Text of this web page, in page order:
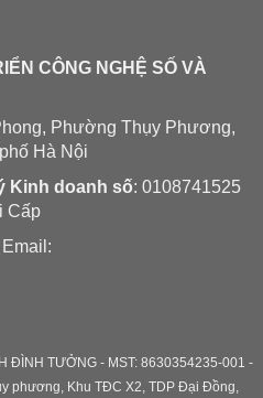
CÔNG NGHỆ SỐ VÀ
Phường Thụy Phương,
Hà Nội
Kinh doanh số: 0108741525
Cấp
ĐÌNH TƯỞNG - MST: 8630354235-001 -
phương, Khu TĐC X2, TDP Đại Đồng,